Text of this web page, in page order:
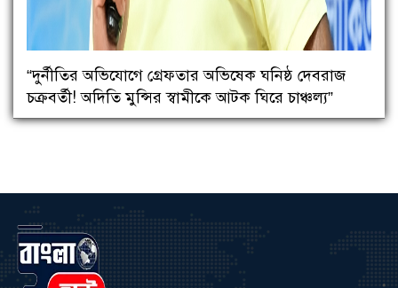
“দুর্নীতির অভিযোগে গ্রেফতার অভিষেক ঘনিষ্ঠ দেবরাজ
চক্রবর্তী! অদিতি মুন্সির স্বামীকে আটক ঘিরে চাঞ্চল্য”